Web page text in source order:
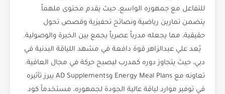
للتفاعل مع جمهوره الواسع، حيث يقدم محتوى ملهماً
يتضمن تمارين رياضية ونصائح تحفيزية وقصص تحول
حقيقية، مما يجعله مدرباً عصرياً يجمع بين الخبرة والوصولية.
يُعد علي عبدالزاهر قوة دافعة في مشهد اللياقة البدنية في
دبي، حيث يتجاوز دوره كمدرب ليصبح حركة في مجال العافية.
تعاونه مع Energy Meal Plans وAD Supplements يبرز تأثيره
في توفير موارد لياقة عالية الجودة لجمهوره، مستخدماً كود